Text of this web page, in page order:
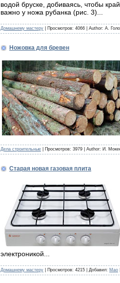
водой бруске, добиваясь, чтобы
важно у ножа рубанка (рис. 3)...
Домашнему мастеру | Просмотров: 4066 | Author: А.
Ножовка для бревен
Дела строительные | Просмотров: 3979 | Author: И.
Старая новая газовая плита
электроникой...
Домашнему мастеру | Просмотров: 4215 | Добавил: Mao